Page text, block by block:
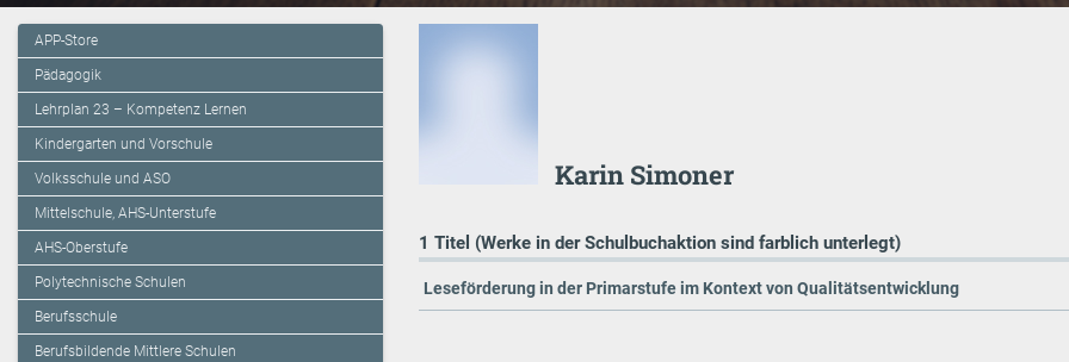
APP-Store
Pädagogik
Lehrplan 23 – Kompetenz Lernen
Kindergarten und Vorschule
Volksschule und ASO
Mittelschule, AHS-Unterstufe
AHS-Oberstufe
Polytechnische Schulen
Berufsschule
Berufsbildende Mittlere Schulen
Karin Simoner
1 Titel (Werke in der Schulbuchaktion sind farblich unterlegt)
Leseförderung in der Primarstufe im Kontext von Qualitätsentwicklung